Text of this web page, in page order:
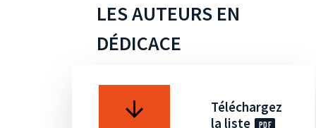
LES AUTEURS EN
DÉDICACE
Téléchargez
la liste